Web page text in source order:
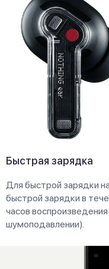
Быстрая зарядка
Для быстрой зарядки
быстрой зарядки в
часов
шумоподавлении).